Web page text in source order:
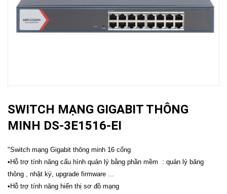
SWITCH MẠNG GIGABIT THÔNG
MINH DS-3E1516-EI
"Switch mạng Gigabit thông minh 16 cổng
•Hỗ trợ tính năng cấu hình quản lý bằng phần mềm : quản lý băng
thông , nhật ký, upgrade firmware ...
•Hỗ trợ tính năng hiển thị sơ đồ mạng